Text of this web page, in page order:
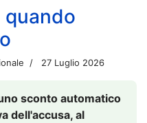
quando
27 Luglio 2026
sconto automatico
dell'accusa, al